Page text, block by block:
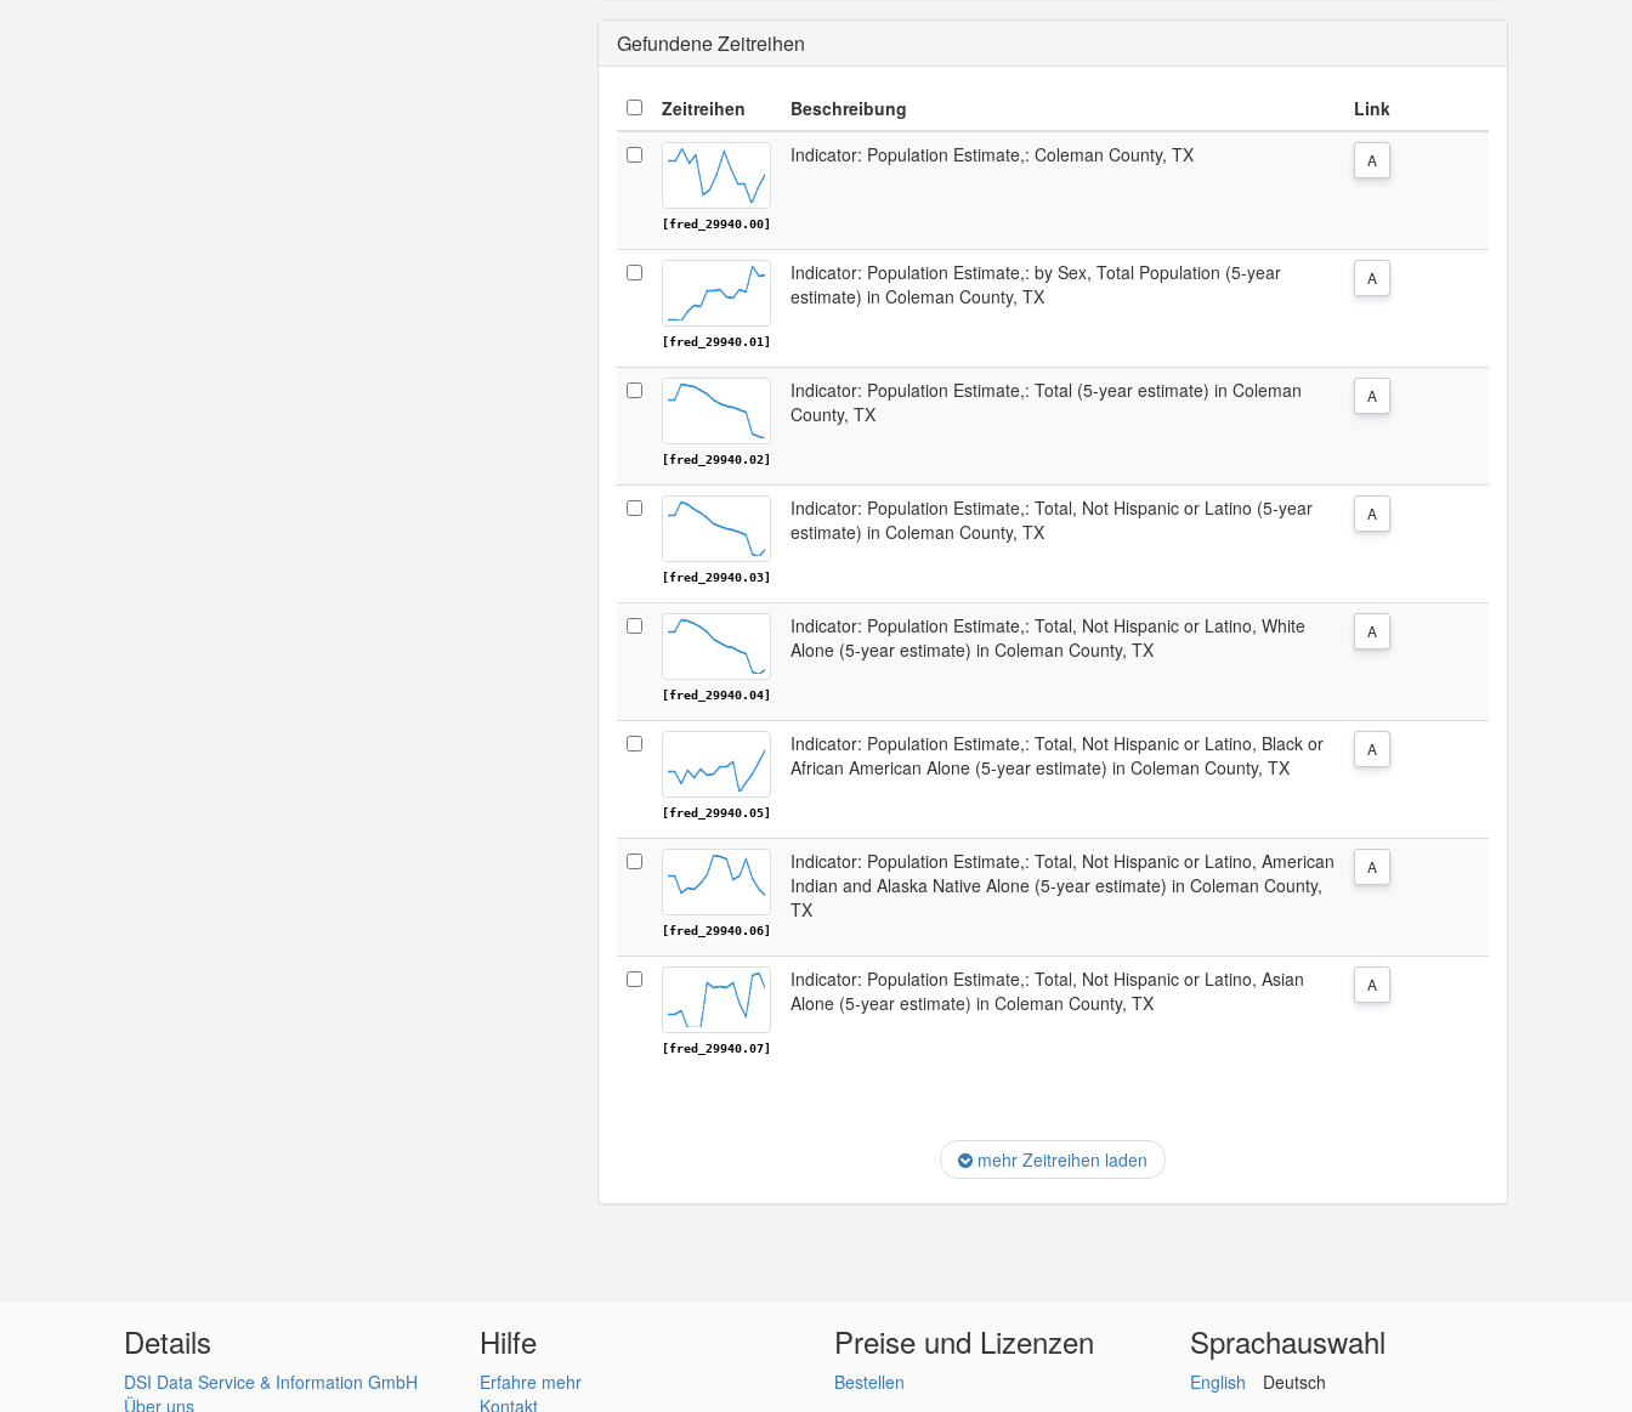
Gefundene Zeitreihen
Zeitreihen Beschreibung Link
[fred_29940.00]
Indicator: Population Estimate,: Coleman County, TX A
[fred_29940.01]
Indicator: Population Estimate,: by Sex, Total Population (5-year
estimate) in Coleman County, TX
A
[fred_29940.02]
Indicator: Population Estimate,: Total (5-year estimate) in Coleman
County, TX
A
[fred_29940.03]
Indicator: Population Estimate,: Total, Not Hispanic or Latino (5-year
estimate) in Coleman County, TX
A
[fred_29940.04]
Indicator: Population Estimate,: Total, Not Hispanic or Latino, White
Alone (5-year estimate) in Coleman County, TX
A
[fred_29940.05]
Indicator: Population Estimate,: Total, Not Hispanic or Latino, Black or
African American Alone (5-year estimate) in Coleman County, TX
A
[fred_29940.06]
Indicator: Population Estimate,: Total, Not Hispanic or Latino, American
Indian and Alaska Native Alone (5-year estimate) in Coleman County,
TX
A
[fred_29940.07]
Indicator: Population Estimate,: Total, Not Hispanic or Latino, Asian
Alone (5-year estimate) in Coleman County, TX
A
mehr Zeitreihen laden
Details
DSI Data Service & Information GmbH
Über uns
Hilfe
Erfahre mehr
Kontakt
Preise und Lizenzen
Bestellen
Sprachauswahl
English Deutsch